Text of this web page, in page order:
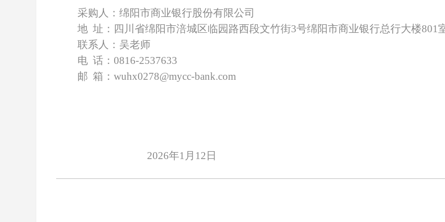
采购人：绵阳市商业银行股份有限公司
地 址：四川省绵阳市涪城区临园路西段文竹街3号绵阳市商业银行总行大楼801
联系人：吴老师
电 话： 0816-2537633
邮 箱： wuhx0278@mycc-bank.com
2026年1月12日